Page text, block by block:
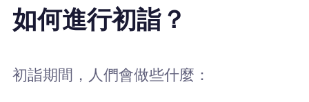
如何進行初詣？
初詣期間，人們會做些什麼：